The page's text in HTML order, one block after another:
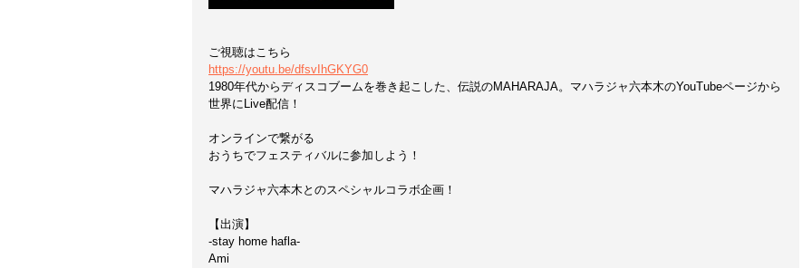
ご視聴はこちら
https://youtu.be/dfsvIhGKYG0
1980年代からディスコブームを巻き起こした、伝説のMAHARAJA。マハラジャ六本木のYouTubeページから
世界にLive配信！
オンラインで繋がる
おうちでフェスティバルに参加しよう！
マハラジャ六本木とのスペシャルコラボ企画！
【出演】
-stay home hafla-
Ami